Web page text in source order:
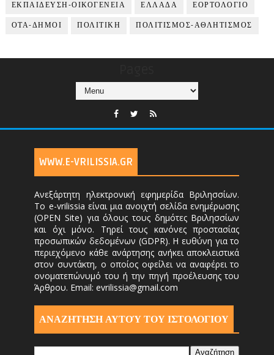
ΕΚΠΑΙΔΕΥΣΗ-ΟΙΚΟΓΕΝΕΙΑ ΕΛΛΑΔΑ ΕΟΡΤΟΛΟΓΙΟ
ΟΤΑ-ΔΗΜΟΙ ΠΟΛΙΤΙΚΗ ΠΟΛΙΤΙΣΜΟΣ-ΑΘΛΗΤΙΣΜΟΣ
WWW.E-VRILISSIA.GR
Ανεξάρτητη ηλεκτρονική εφημερίδα Βριλησσίων.
Το e-vrilissia είναι μια ανοιχτή σελίδα ενημέρωσης
(OPEN Site) για όλους τους δημότες Βριλησσίων
και όχι μόνο. Τηρεί τους κανόνες προστασίας
προσωπικών δεδομένων (GDPR). Η ευθύνη για το
περιεχόμενο κάθε ανάρτησης ανήκει αποκλειστικά
στον συντάκτη, ο οποίος οφείλει να αναφέρει το
ονοματεπώνυμό του ή την πηγή προέλευσης του
Άρθρου. Email: evrilissia@gmail.com
ΑΝΑΖΗΤΗΣΗ ΑΥΤΟΎ ΤΟΥ ΙΣΤΟΛΟΓΙΟΥ